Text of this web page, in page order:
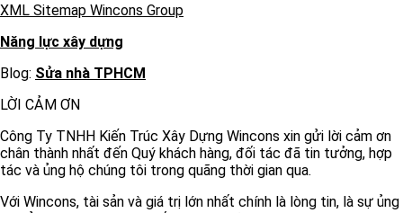
XML Sitemap Wincons Group
Năng lực xây dựng
Blog: Sửa nhà TPHCM
LỜI CẢM ƠN
Công Ty TNHH Kiến Trúc Xây Dựng Wincons xin gửi lời cảm ơn
chân thành nhất đến Quý khách hàng, đối tác đã tin tưởng, hợp
tác và ủng hộ chúng tôi trong quãng thời gian qua.
Với Wincons, tài sản và giá trị lớn nhất chính là lòng tin, là sự ủng